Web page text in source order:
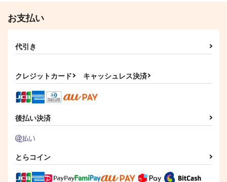
運命の君よ
472円（税込）
轟焦凍×爆豪勝己
作品詳細
えらいぞ、ヒーロー
787円（税込）
作品詳細
恋をしただけ03
作品詳細
お支払い
代引き
クレジットカード キャッシュレス決済
後払い決済
とらコイン